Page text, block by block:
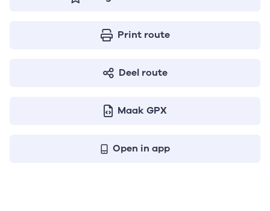
Print route
Deel route
Maak GPX
Open in app